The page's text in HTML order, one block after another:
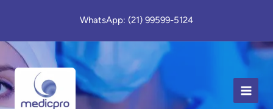
o
conteúdo
WhatsApp: (21) 99599-5124
MAIN